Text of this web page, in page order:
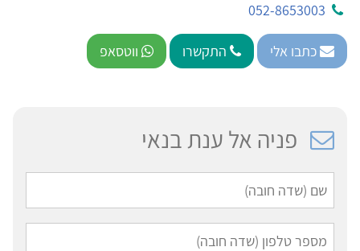
052-8653003
כתבו אלי התקשרו ווטסאפ
פניה אל ענת בנאי